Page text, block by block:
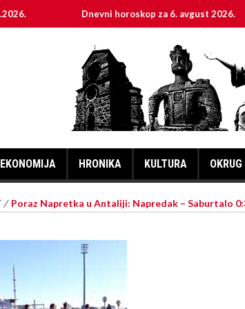
Dnevni horoskop za 6. avgust 2026.
EKONOMIJA HRONIKA KULTURA OKRUG
/ Poraz Napretka u Antaliji: Napredak – Saburtalo